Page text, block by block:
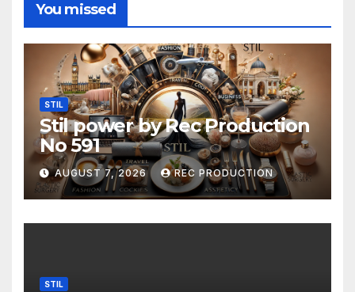
You missed
STIL
Stil power by Rec Production
No 591
AUGUST 7, 2026 REC PRODUCTION
STIL